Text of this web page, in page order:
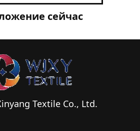
сейчас
Textile Co., Ltd.